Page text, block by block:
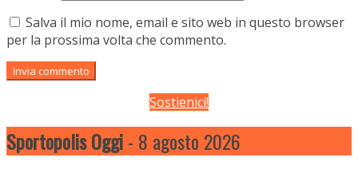
Salva il mio nome, email e sito web in questo browser
per la prossima volta che commento.
Sostienici!
Sportopolis Oggi- 8 agosto 2026